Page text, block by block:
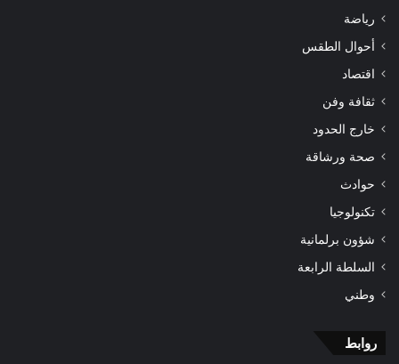
رياضة
أحوال الطقس
اقتصاد
ثقافة وفن
خارج الحدود
صحة ورشاقة
حوادث
تكنولوجيا
شؤون برلمانية
السلطة الرابعة
وطني
روابط